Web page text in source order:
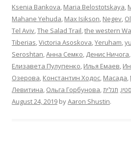
Ksenia Bankova, Maria Belostotskaya,
Mahane Yehuda, Max Isikson, Negev,
Tel Aviv,The Salad Trail,the western
Tiberias,Victoria Asoskova,Yeruham,
Seroshtan,Анна Семко, Денис Ничога,
Елизавета Пулупенко, Илья Емаев,
Озерова, Константин Ходос, Масада,
Левитина, Ольга Горбунова, , תגלית
August 24, 2019 byAaron Shustin.